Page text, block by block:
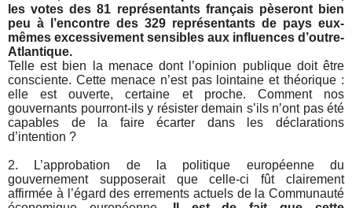
les votes des 81 représentants français pèseront bien
peu à l’encontre des 329 représentants de pays eux-
mêmes excessivement sensibles aux influences d’outre-
Atlantique.
Telle est bien la menace dont l’opinion publique doit être
consciente. Cette menace n’est pas lointaine et théorique :
elle est ouverte, certaine et proche. Comment nos
gouvernants pourront-ils y résister demain s’ils n’ont pas été
capables de la faire écarter dans les déclarations
d’intention ?
2. L’approbation de la politique européenne du
gouvernement supposerait que celle-ci fût clairement
affirmée à l’égard des errements actuels de la Communauté